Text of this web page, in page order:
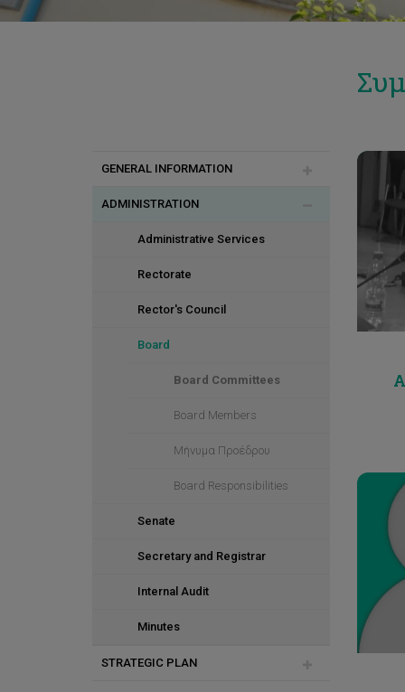
GENERAL INFORMATION
Rector's Welcome Message
University Profile
Vision, Mission and Values
Objectives
ADMINISTRATION
Administrative Services
Rectorate
Rector's Council
Board
Board Committees
Board Members
Μήνυμα Προέδρου
Board Responsibilities
Senate
Secretary and Registrar
Internal Audit
Minutes
STRATEGIC PLAN